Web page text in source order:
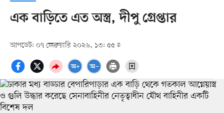
এক বাড়িতে এত অস্ত্র, দীপু গ্রেপ্তার
আপডেট: ০৭ ফেব্রুয়ারি ২০২৬, ১৩: ৫৫